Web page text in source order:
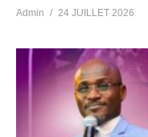
Admin 24 JUILLET 2026